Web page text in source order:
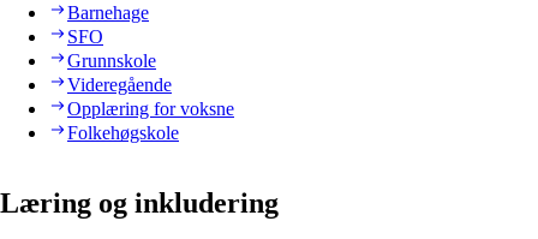
Barnehage
SFO
Grunnskole
Videregående
Opplæring for voksne
Folkehøgskole
Læring og inkludering